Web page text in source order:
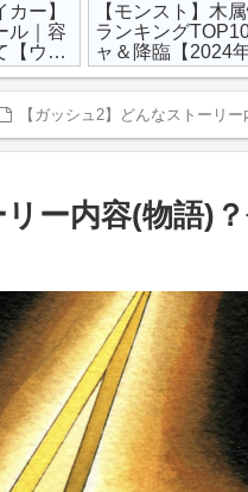
カー】
ル｜容
【ウィ
【モンスト】木
ランキング
ャ＆降臨【2024
版】
【ガッシュ2】どんなストーリ
ー内容(物語)